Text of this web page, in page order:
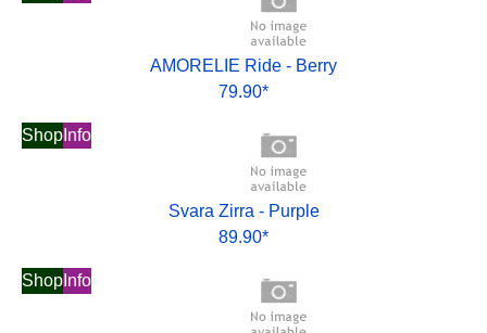
AMORELIE Ride - Berry
79.90*
Shop Info
Svara Zirra - Purple
89.90*
Shop Info